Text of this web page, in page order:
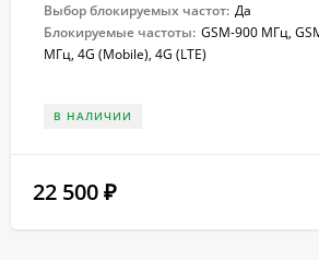
Выбор блокируемых частот: Да
Блокируемые частоты: GSM-900 МГц,
МГц, 4G (Mobile), 4G (LTE)
В НАЛИЧИИ
22 500 ₽